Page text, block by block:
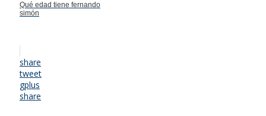
Qué edad tiene fernando
simón
share
tweet
gplus
share